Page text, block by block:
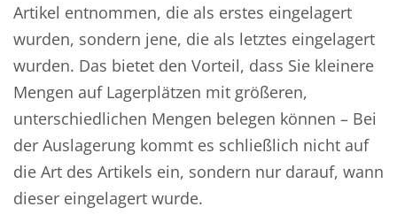
Artikel entnommen, die als erstes eingelagert
wurden, sondern jene, die als letztes eingelagert
wurden. Das bietet den Vorteil, dass Sie kleinere
Mengen auf Lagerplätzen mit größeren,
unterschiedlichen Mengen belegen können – Bei
der Auslagerung kommt es schließlich nicht auf
die Art des Artikels ein, sondern nur darauf, wann
dieser eingelagert wurde.